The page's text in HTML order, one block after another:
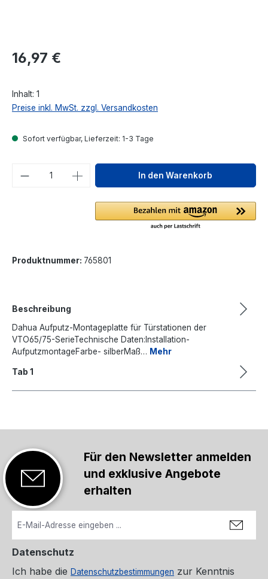
Regulärer Preis:
16,97 €
Inhalt: 1
Preise inkl. MwSt. zzgl. Versandkosten
Sofort verfügbar, Lieferzeit: 1-3 Tage
Produkt Anzahl: Gib denIn den Warenkorb
Produktnummer: 765801
Beschreibung
Dahua Aufputz-Montageplatte für Türstationen der
VTO65/75-SerieTechnische Daten:Installation-
AufputzmontageFarbe- silberMaß… Mehr
Tab 1
Für den Newsletter anmelden
und exklusive Angebote
erhalten
Datenschutz
Ich habe die Datenschutzbestimmungen zur Kenntnis